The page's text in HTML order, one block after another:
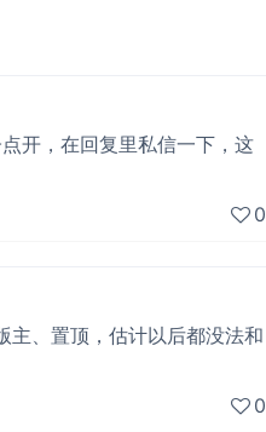
开，在回复里私信一下，这
0
、置顶，估计以后都没法和
0